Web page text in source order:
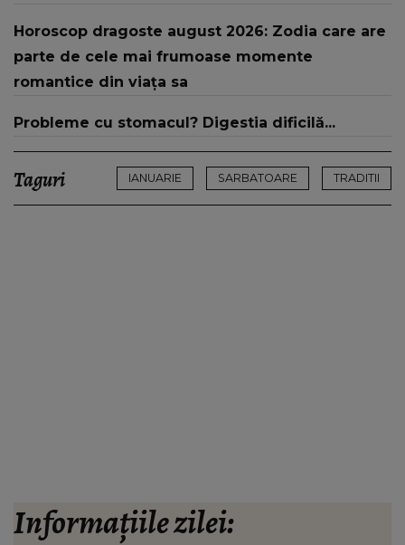
Horoscop dragoste august 2026: Zodia care are
parte de cele mai frumoase momente
romantice din viața sa
Probleme cu stomacul? Digestia dificilă...
Taguri IANUARIE SARBATOARE TRADITII
Informațiile zilei: